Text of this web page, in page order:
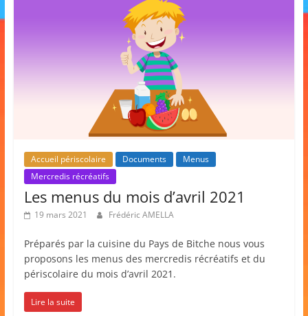
Accueil périscolaire Documents
Menus
Mercredis récréatifs
Les menus du mois d’avril 2021
19 mars 2021 Frédéric AMELLA
Préparés par la cuisine du Pays de Bitche nous vous
proposons les menus des mercredis récréatifs et du
périscolaire du mois d’avril 2021.
Lire la suite